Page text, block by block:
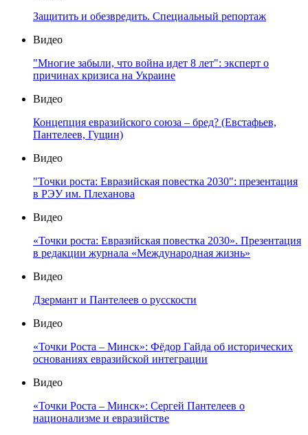
Защитить и обезвредить. Специальный репортаж
Видео
"Многие забыли, что война идет 8 лет": эксперт о
причинах кризиса на Украине
Видео
Концепция евразийского союза – бред? (Евстафьев,
Пантелеев, Гущин)
Видео
"Точки роста: Евразийская повестка 2030": презентация
в РЭУ им. Плеханова
Видео
«Точки роста: Евразийская повестка 2030». Презентация
в редакции журнала «Международная жизнь»
Видео
Дзермант и Пантелеев о русскости
Видео
«Точки Роста – Минск»: Фёдор Гайда об исторических
основаниях евразийской интеграции
Видео
«Точки Роста – Минск»: Сергей Пантелеев о
национализме и евразийстве